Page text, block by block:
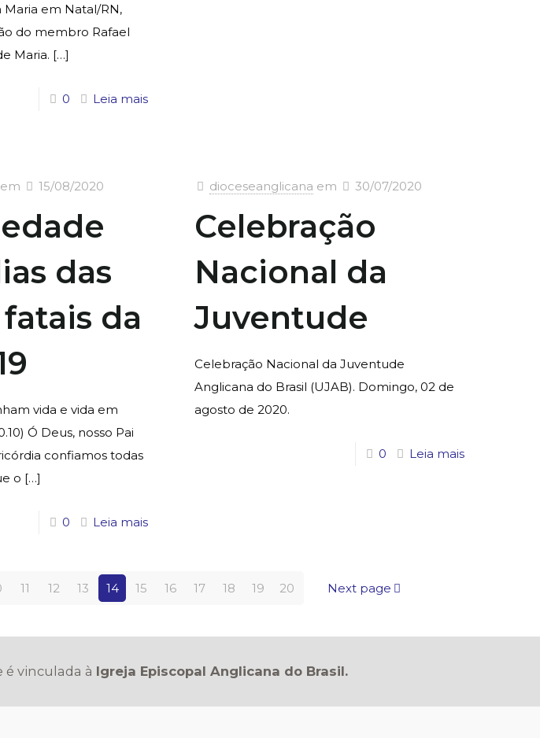
em Natal/RN,
do membro Rafael
Maria. […]
0 Leia mais
em 15/08/2020
das
da
vida e vida em
Ó Deus, nosso Pai
confiamos todas
o […]
0 Leia mais
dioceseanglicana em 30/07/2020
Celebração
Nacional da
Juventude
Celebração Nacional da Juventude
Anglicana do Brasil (UJAB). Domingo, 02 de
agosto de 2020.
0 Leia mais
11 12 13 14 15 16 17 18 19 20 Next page
é vinculada à Igreja Episcopal Anglicana do Brasil.